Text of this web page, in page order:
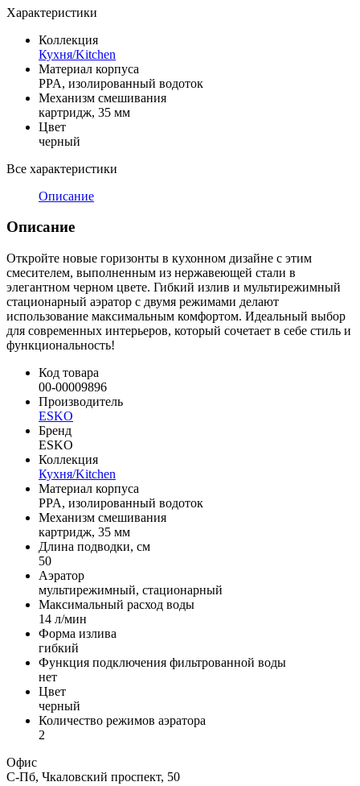
Характеристики
Коллекция
Кухня/Kitchen
Материал корпуса
PPA, изолированный водоток
Механизм смешивания
картридж, 35 мм
Цвет
черный
Все характеристики
Описание
Описание
Откройте новые горизонты в кухонном дизайне с этим
смесителем, выполненным из нержавеющей стали в
элегантном черном цвете. Гибкий излив и мультирежимный
стационарный аэратор с двумя режимами делают
использование максимальным комфортом. Идеальный выбор
для современных интерьеров, который сочетает в себе стиль и
функциональность!
Код товара
00-00009896
Производитель
ESKO
Бренд
ESKO
Коллекция
Кухня/Kitchen
Материал корпуса
PPA, изолированный водоток
Механизм смешивания
картридж, 35 мм
Длина подводки, см
50
Аэратор
мультирежимный, стационарный
Максимальный расход воды
14 л/мин
Форма излива
гибкий
Функция подключения фильтрованной воды
нет
Цвет
черный
Количество режимов аэратора
2
Офис
С-Пб, Чкаловский проспект, 50